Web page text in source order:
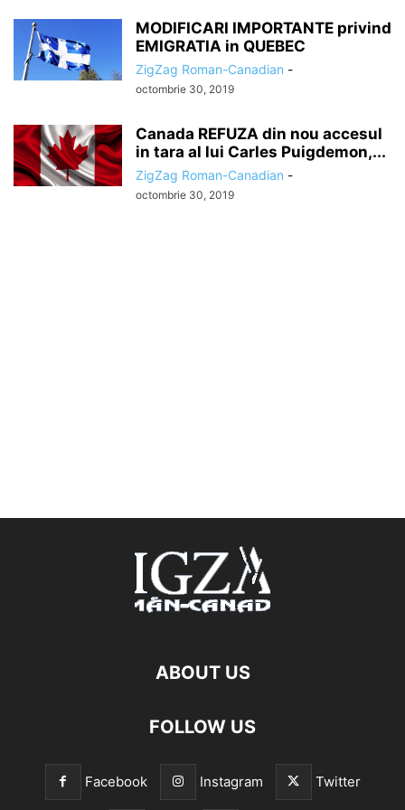
MODIFICARI IMPORTANTE privind
EMIGRATIA in QUEBEC
ZigZag Roman-Canadian -
octombrie 30, 2019
Canada REFUZA din nou accesul
in tara al lui Carles Puigdemon,...
ZigZag Roman-Canadian -
octombrie 30, 2019
ABOUT US
FOLLOW US
Facebook Instagram Twitter